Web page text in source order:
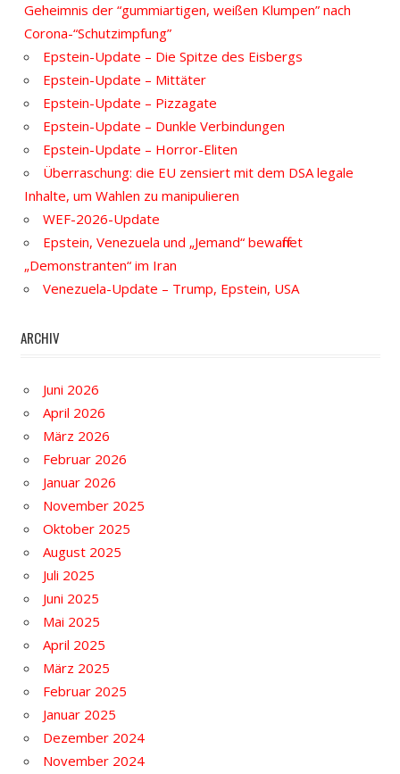
Geheimnis der “gummiartigen, weißen Klumpen” nach
Corona-“Schutzimpfung”
Epstein-Update – Die Spitze des Eisbergs
Epstein-Update – Mittäter
Epstein-Update – Pizzagate
Epstein-Update – Dunkle Verbindungen
Epstein-Update – Horror-Eliten
Überraschung: die EU zensiert mit dem DSA legale
Inhalte, um Wahlen zu manipulieren
WEF-2026-Update
Epstein, Venezuela und „Jemand“ bewaffnet
„Demonstranten“ im Iran
Venezuela-Update – Trump, Epstein, USA
ARCHIV
Juni 2026
April 2026
März 2026
Februar 2026
Januar 2026
November 2025
Oktober 2025
August 2025
Juli 2025
Juni 2025
Mai 2025
April 2025
März 2025
Februar 2025
Januar 2025
Dezember 2024
November 2024